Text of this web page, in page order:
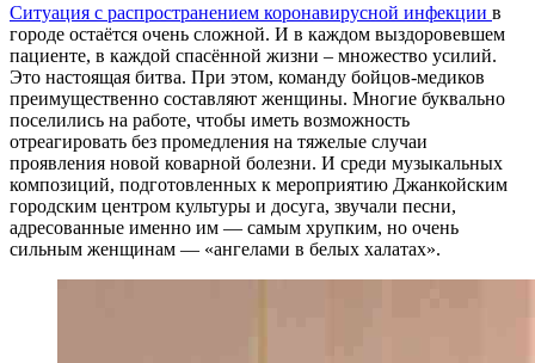
Ситуация с распространением коронавирусной инфекции в
городе остаётся очень сложной. И в каждом выздоровевшем
пациенте, в каждой спасённой жизни – множество усилий.
Это настоящая битва. При этом, команду бойцов-медиков
преимущественно составляют женщины. Многие буквально
поселились на работе, чтобы иметь возможность
отреагировать без промедления на тяжелые случаи
проявления новой коварной болезни. И среди музыкальных
композиций, подготовленных к мероприятию Джанкойским
городским центром культуры и досуга, звучали песни,
адресованные именно им — самым хрупким, но очень
сильным женщинам — «ангелами в белых халатах».